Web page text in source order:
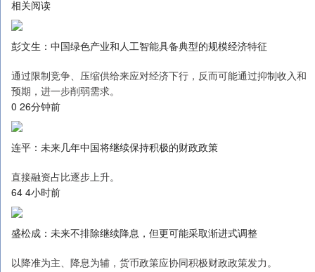
相关阅读
彭文生：中国绿色产业和人工智能具备典型的规模经济特征
通过限制竞争、压缩供给来应对经济下行，反而可能通过抑制收入和
预期，进一步削弱需求。
0 26分钟前
连平：未来几年中国将继续保持积极的财政政策
直接融资占比逐步上升。
64 4小时前
盛松成：未来不排除继续降息，但更可能采取渐进式调整
以降准为主、降息为辅，货币政策应协同积极财政政策发力。